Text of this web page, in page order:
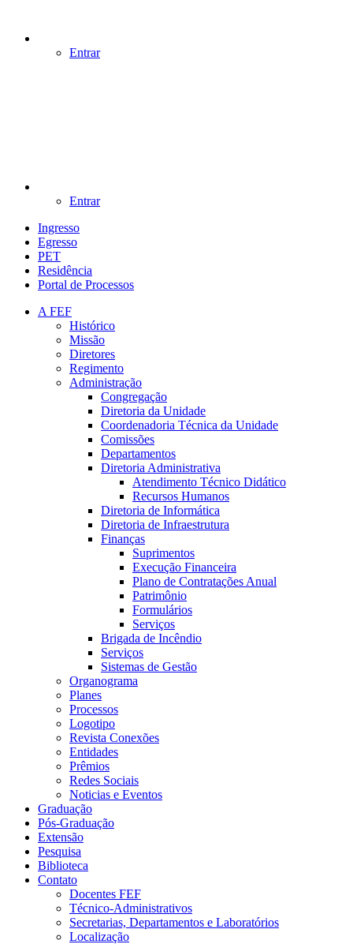
Entrar
Entrar
Ingresso
Egresso
PET
Residência
Portal de Processos
A FEF
Histórico
Missão
Diretores
Regimento
Administração
Congregação
Diretoria da Unidade
Coordenadoria Técnica da Unidade
Comissões
Departamentos
Diretoria Administrativa
Atendimento Técnico Didático
Recursos Humanos
Diretoria de Informática
Diretoria de Infraestrutura
Finanças
Suprimentos
Execução Financeira
Plano de Contratações Anual
Patrimônio
Formulários
Serviços
Brigada de Incêndio
Serviços
Sistemas de Gestão
Organograma
Planes
Processos
Logotipo
Revista Conexões
Entidades
Prêmios
Redes Sociais
Noticias e Eventos
Graduação
Pós-Graduação
Extensão
Pesquisa
Biblioteca
Contato
Docentes FEF
Técnico-Administrativos
Secretarias, Departamentos e Laboratórios
Localização